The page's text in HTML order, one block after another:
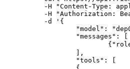
-H "Content-Type:
-H "Authorization:
-d '{
"model":
	"messages": [
	],
	"tools": [